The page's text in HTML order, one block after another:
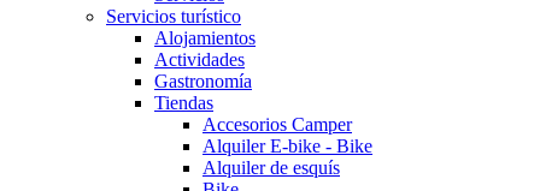
Servicios turístico
Alojamientos
Actividades
Gastronomía
Tiendas
Accesorios Camper
Alquiler E-bike - Bike
Alquiler de esquís